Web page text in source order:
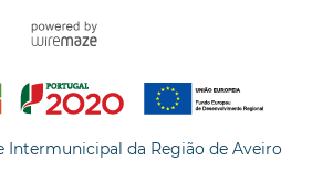
Intermunicipal da Região de Aveiro